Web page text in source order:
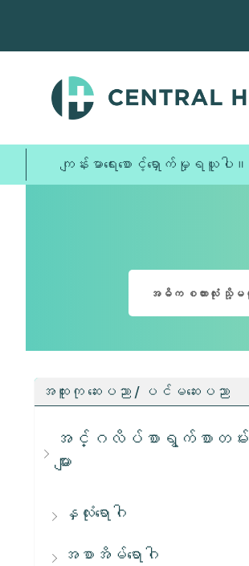
သို့
ပါ။
ကျန်းမာရေးစောင့်ရှောက်မှုရယူပါ။
အထူးကု ဆေးပညာ / ပင်မဆေးပညာ
အင်္ဂလိပ်စာရွက်စာတမ်း
များ
နှလုံးရောဂါ
အစာအိမ်ရောဂါ